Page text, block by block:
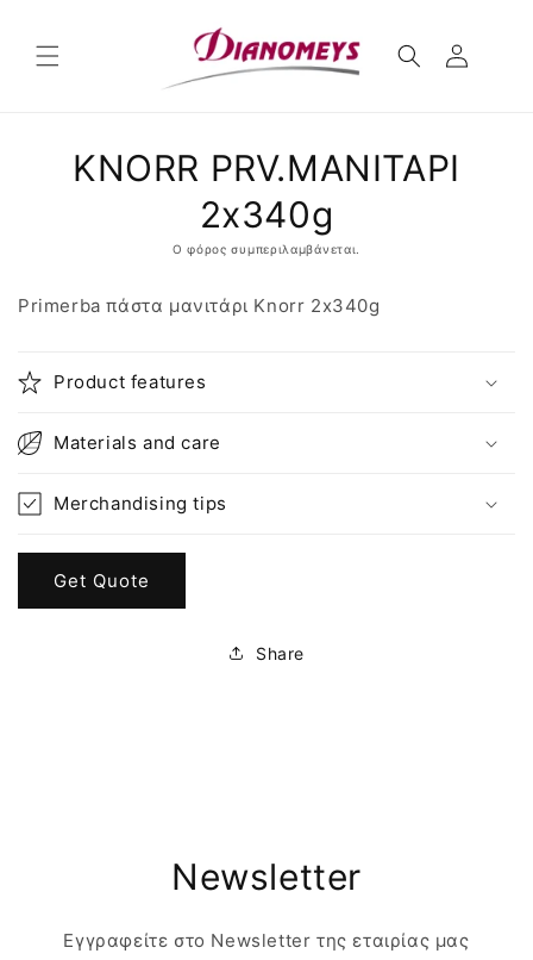
περιεχόμενο
πληροφορίεςKNORR PRV.ΜΑΝΙΤΑΡΙ
2x340g
Ο φόρος συμπεριλαμβάνεται.
Primerba πάστα μανιτάρι Knorr 2x340g
Product features
Materials and care
Merchandising tips
Get Quote
Share
Newsletter
Εγγραφείτε στο Newsletter της εταιρίας μας